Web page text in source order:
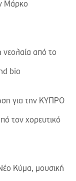
Μάρκο
νεολαία από το
bio
για την ΚΥΠΡΟ
τον χορευτικό
Κύμα, μουσική